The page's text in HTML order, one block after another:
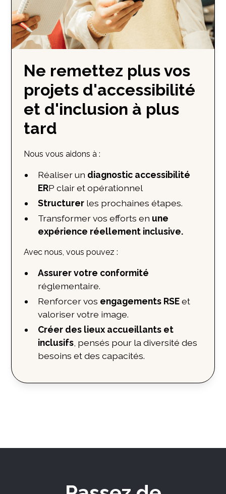
Ne remettez plus vos
projets d'accessibilité
et d'inclusion à plus
tard
Nous vous aidons à :
Réaliser un diagnostic accessibilité
ERP clair et opérationnel
Structurer les prochaines étapes.
Transformer vos efforts en une
expérience réellement inclusive.
Avec nous, vous pouvez :
Assurer votre conformité
réglementaire.
Renforcer vos engagements RSEet
valoriser votre image.
Créer des lieux accueillants et
inclusifs, pensés pour la diversité des
besoins et des capacités.